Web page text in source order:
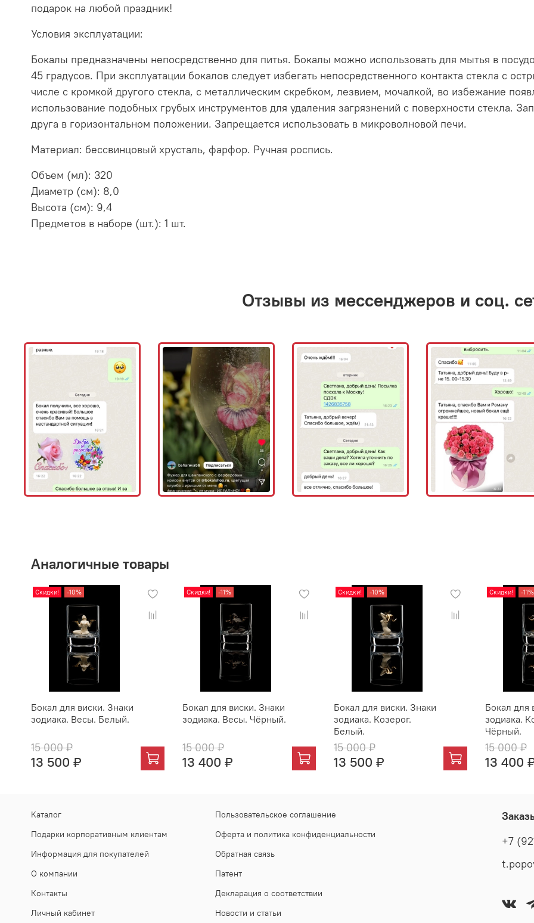
подарок на любой праздник!
Условия эксплуатации:
Бокалы предназначены непосредственно для питья. Бокалы можно использовать для мытья в
45 градусов. При эксплуатации бокалов следует избегать непосредственного контакта стекла с
числе с кромкой другого стекла, с металлическим скребком, лезвием, мочалкой, во избежание
использование подобных грубых инструментов для удаления загрязнений с поверхности стекла.
друга в горизонтальном положении. Запрещается использовать в микроволновой печи.
Материал: бессвинцовый хрусталь, фарфор. Ручная роспись.
Объем (мл): 320
Диаметр (см): 8,0
Высота (см): 9,4
Предметов в наборе (шт.): 1 шт.
Отзывы из мессенджеров и соц.
Аналогичные товары
Скидки! -10%
Бокал для виски. Знаки
зодиака. Весы. Белый.
15 000 ₽
13 500 ₽
Скидки! -11%
Бокал для виски. Знаки
зодиака. Весы. Чёрный.
15 000 ₽
13 400 ₽
Скидки! -10%
Бокал для виски. Знаки
зодиака. Козерог.
Белый.
15 000 ₽
13 500 ₽
Скидки! -11%
Бокал для
зодиака.
Чёрный.
15 000 ₽
13 400
Каталог
Подарки корпоративным клиентам
Информация для покупателей
О компании
Контакты
Личный кабинет
Пользовательское соглашение
Оферта и политика конфиденциальности
Обратная связь
Патент
Декларация о соответствии
Новости и статьи
+7